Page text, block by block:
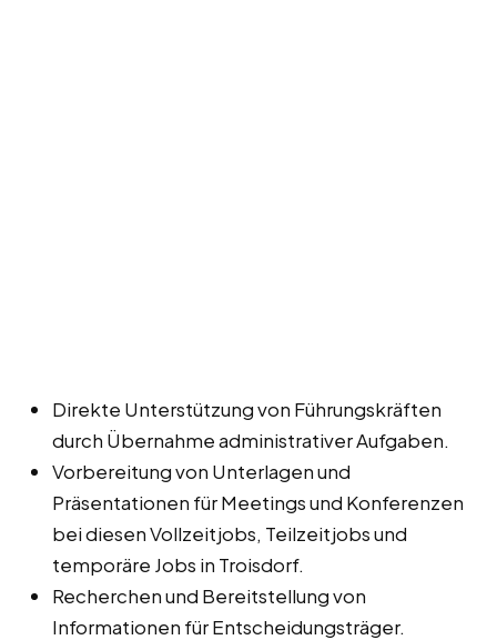
Direkte Unterstützung von Führungskräften
durch Übernahme administrativer Aufgaben.
Vorbereitung von Unterlagen und
Präsentationen für Meetings und Konferenzen
bei diesen Vollzeitjobs, Teilzeitjobs und
temporäre Jobs in Troisdorf.
Recherchen und Bereitstellung von
Informationen für Entscheidungsträger.